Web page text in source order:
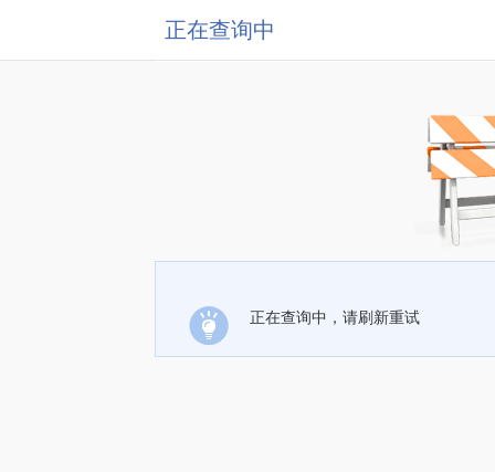
正在查询中
正在查询中，请刷新重试